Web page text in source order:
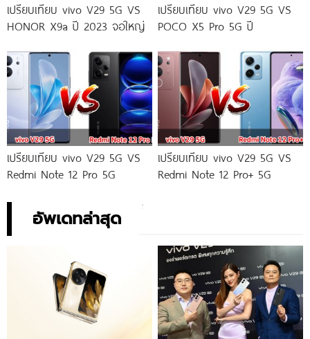
เปรียบเทียบ vivo V29 5G VS
HONOR X9a ปี 2023 จอใหญ่
เปรียบเทียบ vivo V29 5G VS
POCO X5 Pro 5G ปี
เปรียบเทียบ vivo V29 5G VS
Redmi Note 12 Pro 5G
เปรียบเทียบ vivo V29 5G VS
Redmi Note 12 Pro+ 5G
อัพเดทล่าสุด